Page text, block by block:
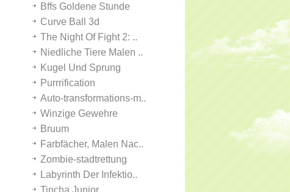
Bffs Goldene Stunde
Curve Ball 3d
The Night Of Fight 2: ..
Niedliche Tiere Malen ..
Kugel Und Sprung
Purrrification
Auto-transformations-m..
Winzige Gewehre
Bruum
Farbfächer, Malen Nac..
Zombie-stadtrettung
Labyrinth Der Infektio..
Tincha Junior